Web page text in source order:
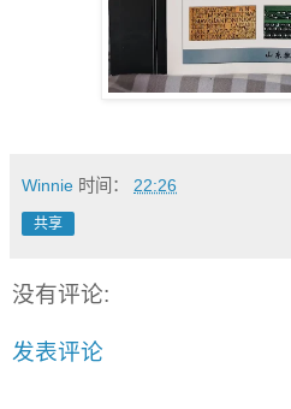
Winnie 时间： 22:26
共享
没有评论:
发表评论